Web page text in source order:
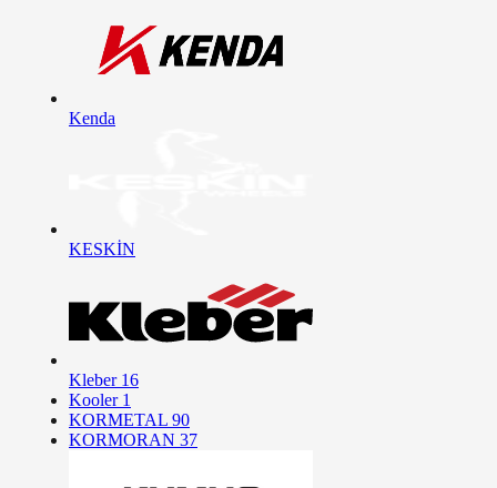
Kenda
KESKİN
Kleber 16
Kooler 1
KORMETAL 90
KORMORAN 37